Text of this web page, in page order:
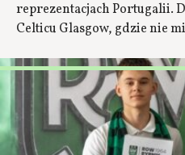
reprezentacjach Portugalii.
Celticu Glasgow, gdzie nie